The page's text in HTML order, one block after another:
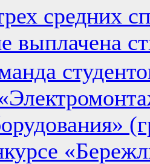
средних
выплачена